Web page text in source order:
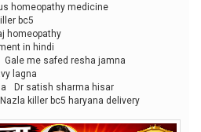
homeopathy medicine
bc5
homeopathy
in hindi
Gale me safed resha jamna
lagna
Dr satish sharma hisar
Nazla killer bc5 haryana delivery